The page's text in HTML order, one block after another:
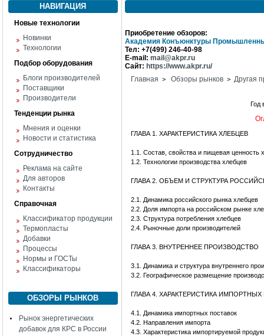
НАВИГАЦИЯ
Новые технологии
Новинки
Технологии
Подбор оборудования
Блоги производителей
Поставщики
Производители
Тенденции рынка
Мнения и оценки
Новости и статистика
Сотрудничество
Реклама на сайте
Для авторов
Контакты
Справочная
Классификатор продукции
Термопласты
Добавки
Процессы
Нормы и ГОСТы
Классификаторы
ОБЗОРЫ РЫНКОВ
Рынок энергетических
добавок для КРС в России
Приобретение обзоров:
Академия Конъюнктуры
Тел: +7(499) 246-40-98
E-mail: mail@akpr.ru
Сайт: https://www.akpr.ru/
Главная > Обзоры рынков > Другая
Год
ГЛАВА 1. ХАРАКТЕРИСТИКА ХЛЕБЦЕВ
1.1. Состав, свойства и пищевая ценность
1.2. Технологии производства хлебцев
ГЛАВА 2. ОБЪЕМ И СТРУКТУРА
2.1. Динамика российского рынка хлебцев
2.2. Доля импорта на российском рынке
2.3. Структура потребления хлебцев
2.4. Рыночные доли производителей
ГЛАВА 3. ВНУТРЕННЕЕ ПРОИЗВОДСТВО
3.1. Динамика и структура внутреннего
3.2. Географическое размещение
ГЛАВА 4. ХАРАКТЕРИСТИКА
4.1. Динамика импортных поставок
4.2. Направления импорта
4.3. Характеристика импортируемой